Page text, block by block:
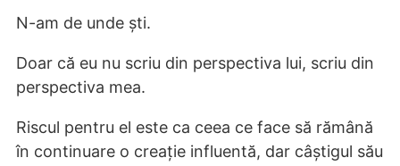
N-am de unde ști.
Doar că eu nu scriu din perspectiva lui, scriu din
perspectiva mea.
Riscul pentru el este ca ceea ce face să rămână
în continuare o creație influentă, dar câștigul său